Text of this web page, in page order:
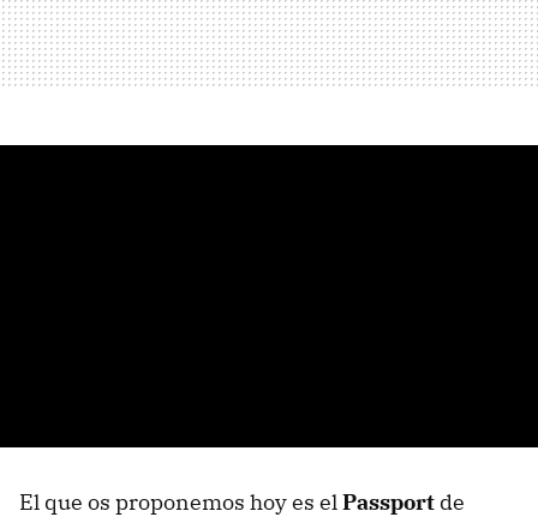
El que os proponemos hoy es elPassport de